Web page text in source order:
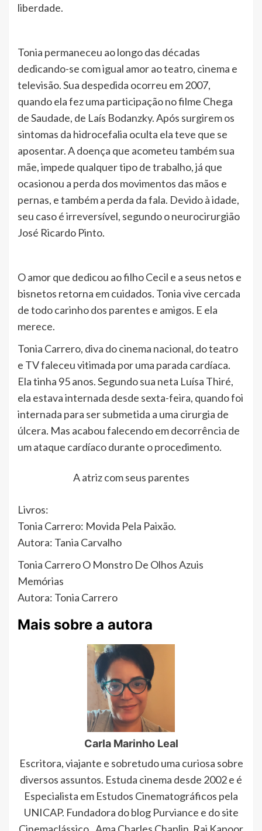
liberdade.
Tonia permaneceu ao longo das décadas
dedicando-se com igual amor ao teatro, cinema e
televisão. Sua despedida ocorreu em 2007,
quando ela fez uma participação no filme Chega
de Saudade, de Laís Bodanzky. Após surgirem os
sintomas da hidrocefalia oculta ela teve que se
aposentar. A doença que acometeu também sua
mãe, impede qualquer tipo de trabalho, já que
ocasionou a perda dos movimentos das mãos e
pernas, e também a perda da fala. Devido à idade,
seu caso é irreversível, segundo o neurocirurgião
José Ricardo Pinto.
O amor que dedicou ao filho Cecil e a seus netos e
bisnetos retorna em cuidados. Tonia vive cercada
de todo carinho dos parentes e amigos. E ela
merece.
Tonia Carrero, diva do cinema nacional, do teatro
e TV faleceu vitimada por uma parada cardíaca.
Ela tinha 95 anos. Segundo sua neta Luísa Thiré,
ela estava internada desde sexta-feira, quando foi
internada para ser submetida a uma cirurgia de
úlcera. Mas acabou falecendo em decorrência de
um ataque cardíaco durante o procedimento.
A atriz com seus parentes
Livros:
Tonia Carrero: Movida Pela Paixão.
Autora: Tania Carvalho
Tonia Carrero O Monstro De Olhos Azuis
Memórias
Autora: Tonia Carrero
Mais sobre a autora
Carla Marinho Leal
Escritora, viajante e sobretudo uma curiosa sobre
diversos assuntos. Estuda cinema desde 2002 e é
Especialista em Estudos Cinematográficos pela
UNICAP. Fundadora do blog Purviance e do site